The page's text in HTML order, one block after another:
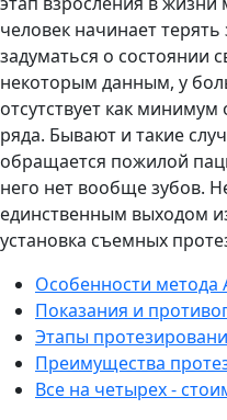
человек начинает
задуматься о состоянии
некоторым данным, у
отсутствует как
ряда. Бывают и такие
обращается пожилой
него нет вообще зубов.
единственным выходом
установка съемных
Особенности метода
Показания и
Этапы
Преимущества
Все на четырех -